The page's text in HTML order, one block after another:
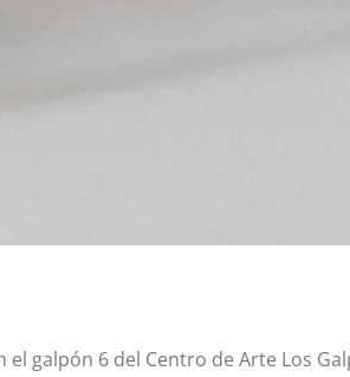
galpón 6 del Centro de Arte Los